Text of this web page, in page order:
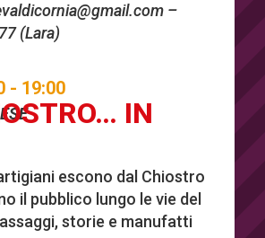
–
(Lara)
- 19:00
IN
escono dal Chiostro
il pubblico lungo le vie del
storie e manufatti